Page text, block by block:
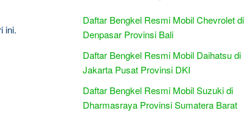
ini.
Daftar Bengkel Resmi Mobil Chevrolet di
Denpasar Provinsi Bali
Daftar Bengkel Resmi Mobil Daihatsu di
Jakarta Pusat Provinsi DKI
Daftar Bengkel Resmi Mobil Suzuki di
Dharmasraya Provinsi Sumatera Barat